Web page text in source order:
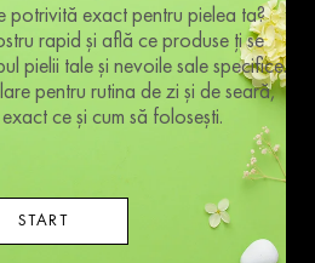
potrivită exact pentru pielea ta?
rapid și află ce produse ți se
pielii tale și nevoile sale specifice.
pentru rutina de zi și de seară,
ce și cum să folosești.
START